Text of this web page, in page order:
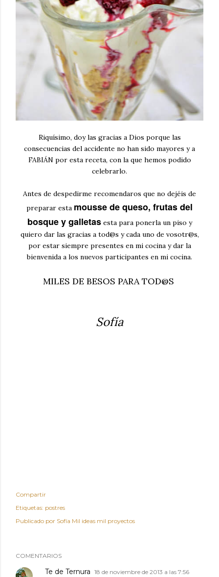
Riquísimo, doy las gracias a Dios porque las
consecuencias del accidente no han sido mayores y a
FABIÁN por esta receta, con la que hemos podido
celebrarlo.
Antes de despedirme recomendaros que no dejéis de
preparar esta mousse de queso, frutas del
bosque y galletasesta para ponerla un piso y
quiero dar las gracias a tod@s y cada uno de vosotr@s,
por estar siempre presentes en mi cocina y dar la
bienvenida a los nuevos participantes en mi cocina.
MILES DE BESOS PARA TOD@S
Sofía
Compartir
Etiquetas: postres
Publicado por Sofía Mil ideas mil proyectos
COMENTARIOS
Te de Ternura 18 de noviembre de 2013 a las 7:56